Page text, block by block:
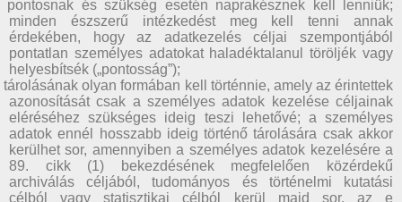
pontosnak és szükség esetén naprakésznek kell lenniük;
minden észszerű intézkedést meg kell tenni annak
érdekében, hogy az adatkezelés céljai szempontjából
pontatlan személyes adatokat haladéktalanul töröljék vagy
helyesbítsék („pontosság”);
tárolásának olyan formában kell történnie, amely az érintettek
azonosítását csak a személyes adatok kezelése céljainak
eléréséhez szükséges ideig teszi lehetővé; a személyes
adatok ennél hosszabb ideig történő tárolására csak akkor
kerülhet sor, amennyiben a személyes adatok kezelésére a
89. cikk (1) bekezdésének megfelelően közérdekű
archiválás céljából, tudományos és történelmi kutatási
célból vagy statisztikai célból kerül majd sor, az e